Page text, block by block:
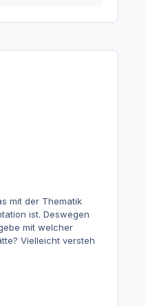
mit der Thematik
ist. Deswegen
mit welcher
Vielleicht versteh